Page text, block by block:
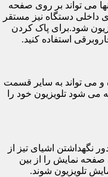
می تواند بر روی صفحه
داخلی دستگاه نیز مستقر
شود.برای پاک کردن
استفاده کنید.
و می تواند به سایر قسمت
می شود تلویزیون خود را
نگهداشتن اشیای تیز از
صفحه نمایش را از بین
تلویزیون شوند.